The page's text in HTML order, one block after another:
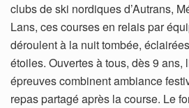
clubs de ski nordiques d’Autrans,
Lans, ces courses en relais par
déroulent à la nuit tombée,
étoiles. Ouvertes à tous, dès 9 ans,
épreuves combinent ambiance
repas partagé après la course. Le